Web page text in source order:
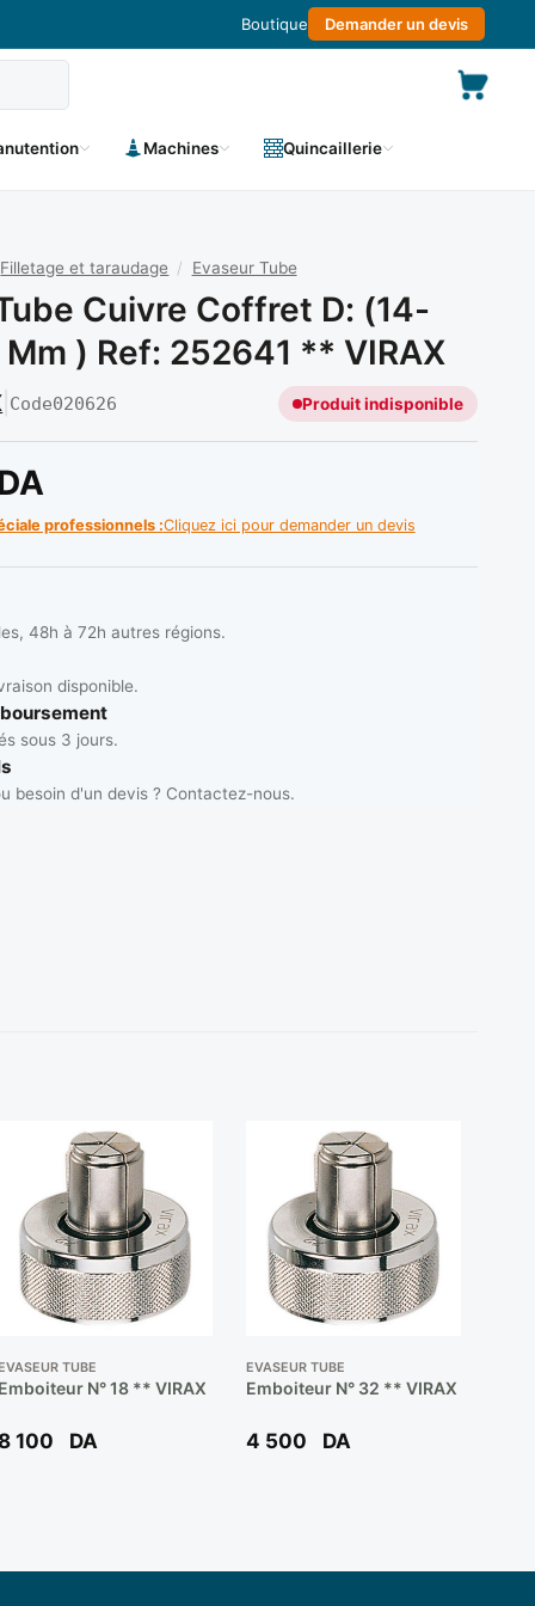
Boutique Demander un devis
Machines Quincaillerie
Filletage et taraudage / Evaseur Tube
Cuivre Coffret D: (14-
) Ref: 252641 ** VIRAX
Code020626 Produit indisponible
professionnels :Cliquez ici pour demander un devis
48h à 72h autres régions.
disponible.
sous 3 jours.
besoin d'un devis ? Contactez-nous.
TUBE
N° 18 ** VIRAX
100 DA
EVASEUR TUBE
Emboiteur N° 32 ** VIRAX
4 500 DA